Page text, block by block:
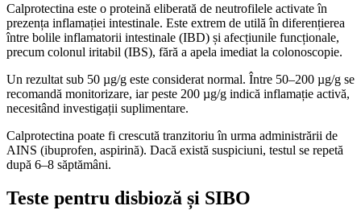
Calprotectina este o proteină eliberată de neutrofilele activate în
prezența inflamației intestinale. Este extrem de utilă în diferențierea
între bolile inflamatorii intestinale (IBD) și afecțiunile funcționale,
precum colonul iritabil (IBS), fără a apela imediat la colonoscopie.
Un rezultat sub 50 µg/g este considerat normal. Între 50–200 µg/g se
recomandă monitorizare, iar peste 200 µg/g indică inflamație activă,
necesitând investigații suplimentare.
Calprotectina poate fi crescută tranzitoriu în urma administrării de
AINS (ibuprofen, aspirină). Dacă există suspiciuni, testul se repetă
după 6–8 săptămâni.
Teste pentru disbioză și SIBO